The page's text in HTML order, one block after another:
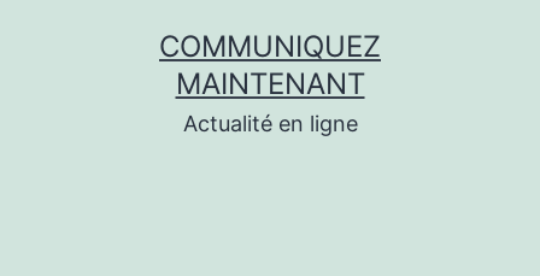
COMMUNIQUEZ
MAINTENANT
Actualité en ligne